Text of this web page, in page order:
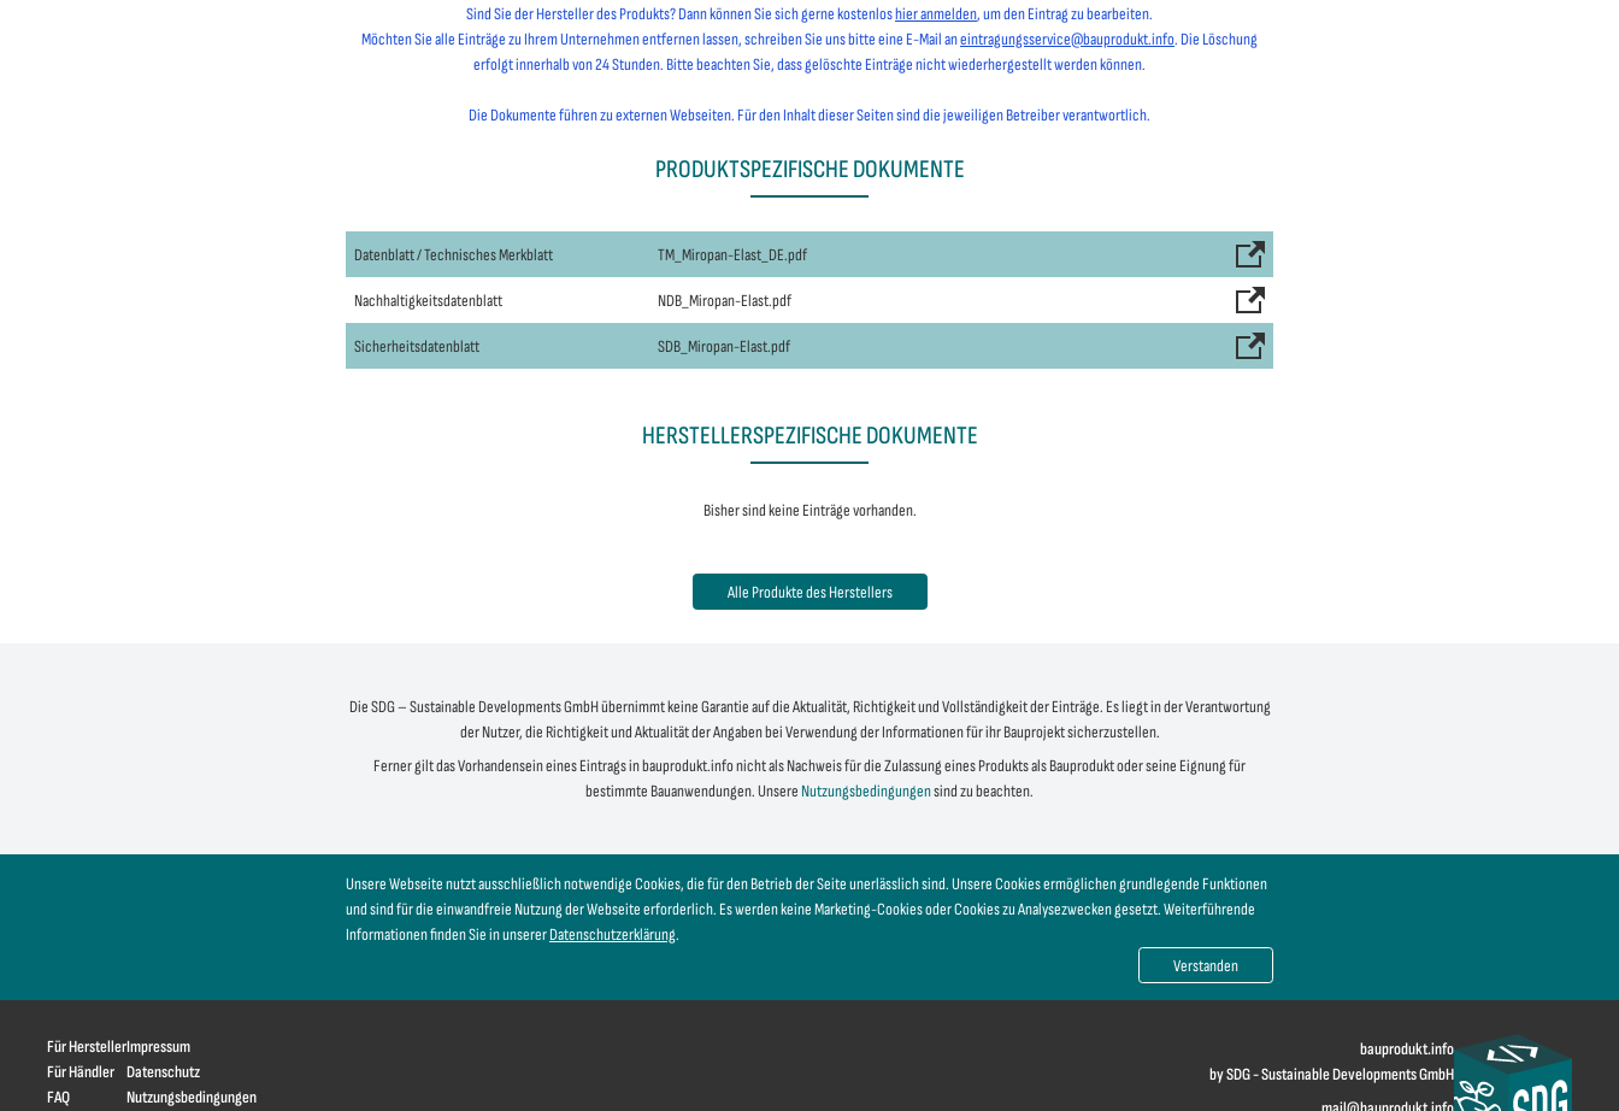
Sind Sie der Hersteller des Produkts? Dann können Sie sich gerne kostenloshier anmelden, um den Eintrag zu bearbeiten.
Möchten Sie alle Einträge zu Ihrem Unternehmen entfernen lassen, schreiben Sie uns bitte eine E-Mail aneintragungsservice@bauprodukt.info. Die Löschung
erfolgt innerhalb von 24 Stunden. Bitte beachten Sie, dass gelöschte Einträge nicht wiederhergestellt werden können.
Die Dokumente führen zu externen Webseiten. Für den Inhalt dieser Seiten sind die jeweiligen Betreiber verantwortlich.
PRODUKTSPEZIFISCHE DOKUMENTE
Datenblatt / Technisches Merkblatt TM_Miropan-Elast_DE.pdf
Nachhaltigkeitsdatenblatt NDB_Miropan-Elast.pdf
Sicherheitsdatenblatt SDB_Miropan-Elast.pdf
HERSTELLERSPEZIFISCHE DOKUMENTE
Bisher sind keine Einträge vorhanden.
Alle Produkte des Herstellers
Die SDG – Sustainable Developments GmbH übernimmt keine Garantie auf die Aktualität, Richtigkeit und Vollständigkeit der Einträge. Es liegt in der Verantwortung
der Nutzer, die Richtigkeit und Aktualität der Angaben bei Verwendung der Informationen für ihr Bauprojekt sicherzustellen.
Ferner gilt das Vorhandensein eines Eintrags in bauprodukt.info nicht als Nachweis für die Zulassung eines Produkts als Bauprodukt oder seine Eignung für
bestimmte Bauanwendungen. Unsere Nutzungsbedingungensind zu beachten.
Unsere Webseite nutzt ausschließlich notwendige Cookies, die für den Betrieb der Seite unerlässlich sind. Unsere Cookies ermöglichen grundlegende Funktionen
und sind für die einwandfreie Nutzung der Webseite erforderlich. Es werden keine Marketing-Cookies oder Cookies zu Analysezwecken gesetzt. Weiterführende
Informationen finden Sie in unsererDatenschutzerklärung.
Verstanden
Für Hersteller
Für Händler
FAQ
Impressum
Datenschutz
Nutzungsbedingungen
bauprodukt.info
by SDG - Sustainable Developments GmbH